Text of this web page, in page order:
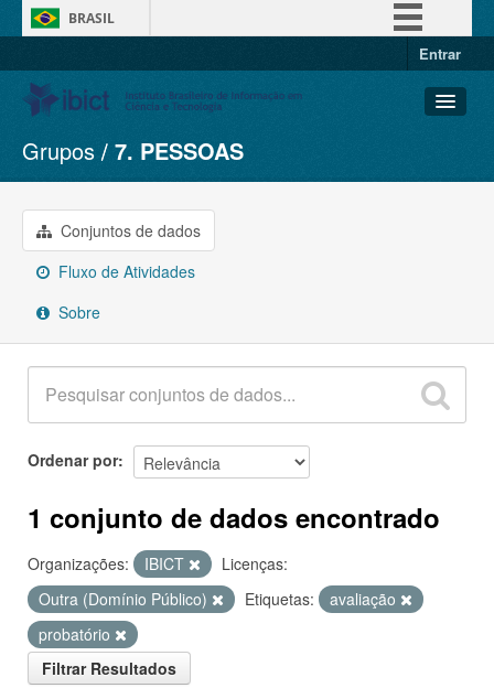
BRASIL
Entrar
Conjuntos de dados
Organizações
Grupos
Sobre
Grupos 7. PESSOAS
Conjuntos de dados
Fluxo de Atividades
Sobre
Ordenar por
1 conjunto de dados encontrado
Organizações: IBICT
Licenças:
Outra (Domínio Público)
Etiquetas:
avaliação
probatório
Filtrar Resultados